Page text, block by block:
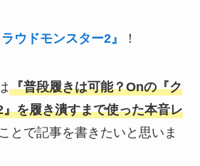
ラウドモンスター2』 ！
『普段履きは可能？Onの『ク
を履き潰すまで使った本音レ
とで記事を書きたいと思いま